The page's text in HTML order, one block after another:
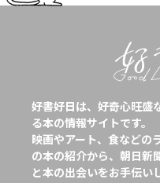
好書好日は、好奇心旺盛
る本の情報サイトです。
映画やアート、食などの
の本の紹介から、朝日新
と本の出会いをお手伝い